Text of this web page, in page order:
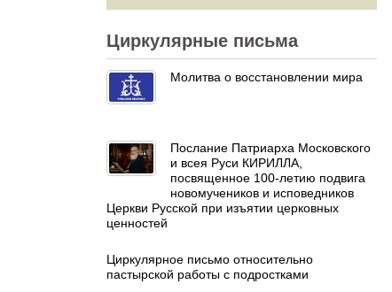
Циркулярные письма
Молитва о восстановлении мира
Послание Патриарха Московского
и всея Руси КИРИЛЛА,
посвященное 100-летию подвига
новомучеников и исповедников
Церкви Русской при изъятии церковных
ценностей
Циркулярное письмо относительно
пастырской работы с подростками